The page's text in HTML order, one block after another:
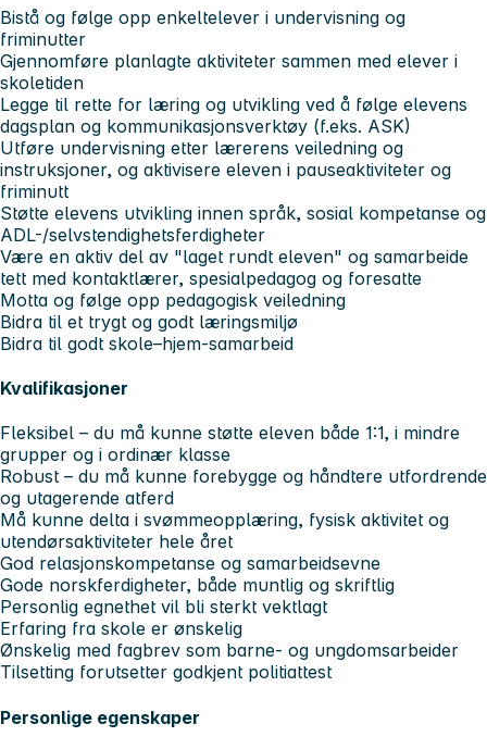
Bistå og følge opp enkeltelever i undervisning og
friminutter
Gjennomføre planlagte aktiviteter sammen med elever i
skoletiden
Legge til rette for læring og utvikling ved å følge elevens
dagsplan og kommunikasjonsverktøy (f.eks. ASK)
Utføre undervisning etter lærerens veiledning og
instruksjoner, og aktivisere eleven i pauseaktiviteter og
friminutt
Støtte elevens utvikling innen språk, sosial kompetanse og
ADL-/selvstendighetsferdigheter
Være en aktiv del av "laget rundt eleven" og samarbeide
tett med kontaktlærer, spesialpedagog og foresatte
Motta og følge opp pedagogisk veiledning
Bidra til et trygt og godt læringsmiljø
Bidra til godt skole–hjem-samarbeid
Kvalifikasjoner
Fleksibel – du må kunne støtte eleven både 1:1, i mindre
grupper og i ordinær klasse
Robust – du må kunne forebygge og håndtere utfordrende
og utagerende atferd
Må kunne delta i svømmeopplæring, fysisk aktivitet og
utendørsaktiviteter hele året
God relasjonskompetanse og samarbeidsevne
Gode norskferdigheter, både muntlig og skriftlig
Personlig egnethet vil bli sterkt vektlagt
Erfaring fra skole er ønskelig
Ønskelig med fagbrev som barne- og ungdomsarbeider
Tilsetting forutsetter godkjent politiattest
Personlige egenskaper